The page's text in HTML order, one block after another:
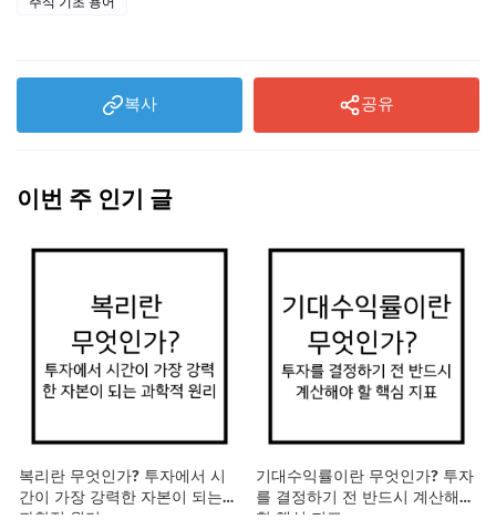
복사 공유
이번 주 인기 글
복리란 무엇인가? 투자에서 시
간이 가장 강력한 자본이 되는
과학적 원리
기대수익률이란 무엇인가? 투자
를 결정하기 전 반드시 계산해야
할 핵심 지표